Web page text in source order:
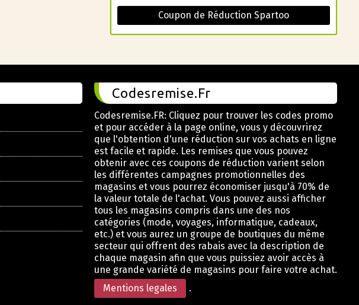
Coupon de Réduction Spartoo
Codesremise.Fr
Codesremise.FR: Cliquez pour trouver les codes promo
et pour accéder à la page online, vous y découvrirez
que l'obtention d'une réduction sur vos achats en ligne
est facile et rapide. Les remises que vous pouvez
obtenir avec ces coupons de réduction varient selon
les différentes campagnes promotionnelles des
magasins et vous pourrez économiser jusqu'à 70% de
la valeur totale de l'achat. Vous pouvez aussi afficher
tous les magasins compris dans une des nos
catégories (mode, voyages, informatique, cadeaux,
etc.) et vous aurez un groupe de boutiques du même
secteur qui offrent des rabais avec la description de
chaque magasin afin que vous puissiez avoir accès à
une grande variété de magasins pour faire votre achat.
Mentions legales
.